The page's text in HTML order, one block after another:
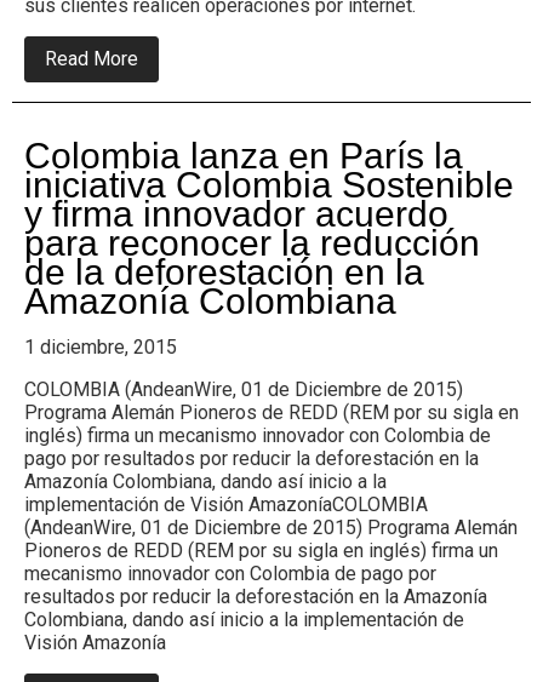
de
por
Navidad
sus clientes realicen operaciones por internet.
Read More
Efecty
lanza
Internet
Colombia lanza en París la
iniciativa Colombia Sostenible
y firma innovador acuerdo
para reconocer la reducción
de la deforestación en la
Amazonía Colombiana
1 diciembre, 2015
COLOMBIA (AndeanWire, 01 de Diciembre de 2015)
Programa Alemán Pioneros de REDD (REM por su sigla en
inglés) firma un mecanismo innovador con Colombia de
pago por resultados por reducir la deforestación en la
Amazonía Colombiana, dando así inicio a la
implementación de Visión AmazoníaCOLOMBIA
(AndeanWire, 01 de Diciembre de 2015) Programa Alemán
Pioneros de REDD (REM por su sigla en inglés) firma un
mecanismo innovador con Colombia de pago por
resultados por reducir la deforestación en la Amazonía
Colombiana, dando así inicio a la implementación de
Visión Amazonía